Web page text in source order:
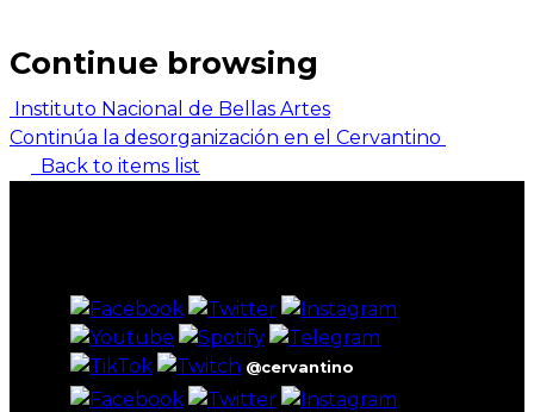
Continue browsing
Instituto Nacional de Bellas Artes
Continúa la desorganización en el Cervantino
Back to items list
@cervantino